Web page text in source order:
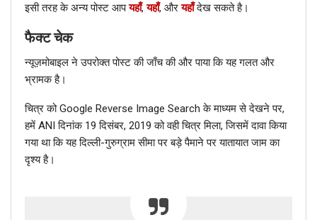
इसी तरह के अन्य पोस्ट आपयहाँ,यहाँ, औरयहाँदेख सकते है।
फैक्ट चेक
न्यूज़मोबाइल ने उपरोक्त पोस्ट की जाँच की और पाया कि यह गलत और
भ्रामक है।
चित्र को Google Reverse Image Search के माध्यम से देखने पर,
हमें ANI दिनांक 19 दिसंबर, 2019 को वही चित्र मिला, जिसमें दावा किया
गया था कि यह दिल्ली-गुरुग्राम सीमा पर बड़े पैमाने पर यातायात जाम का
दृश्य है।